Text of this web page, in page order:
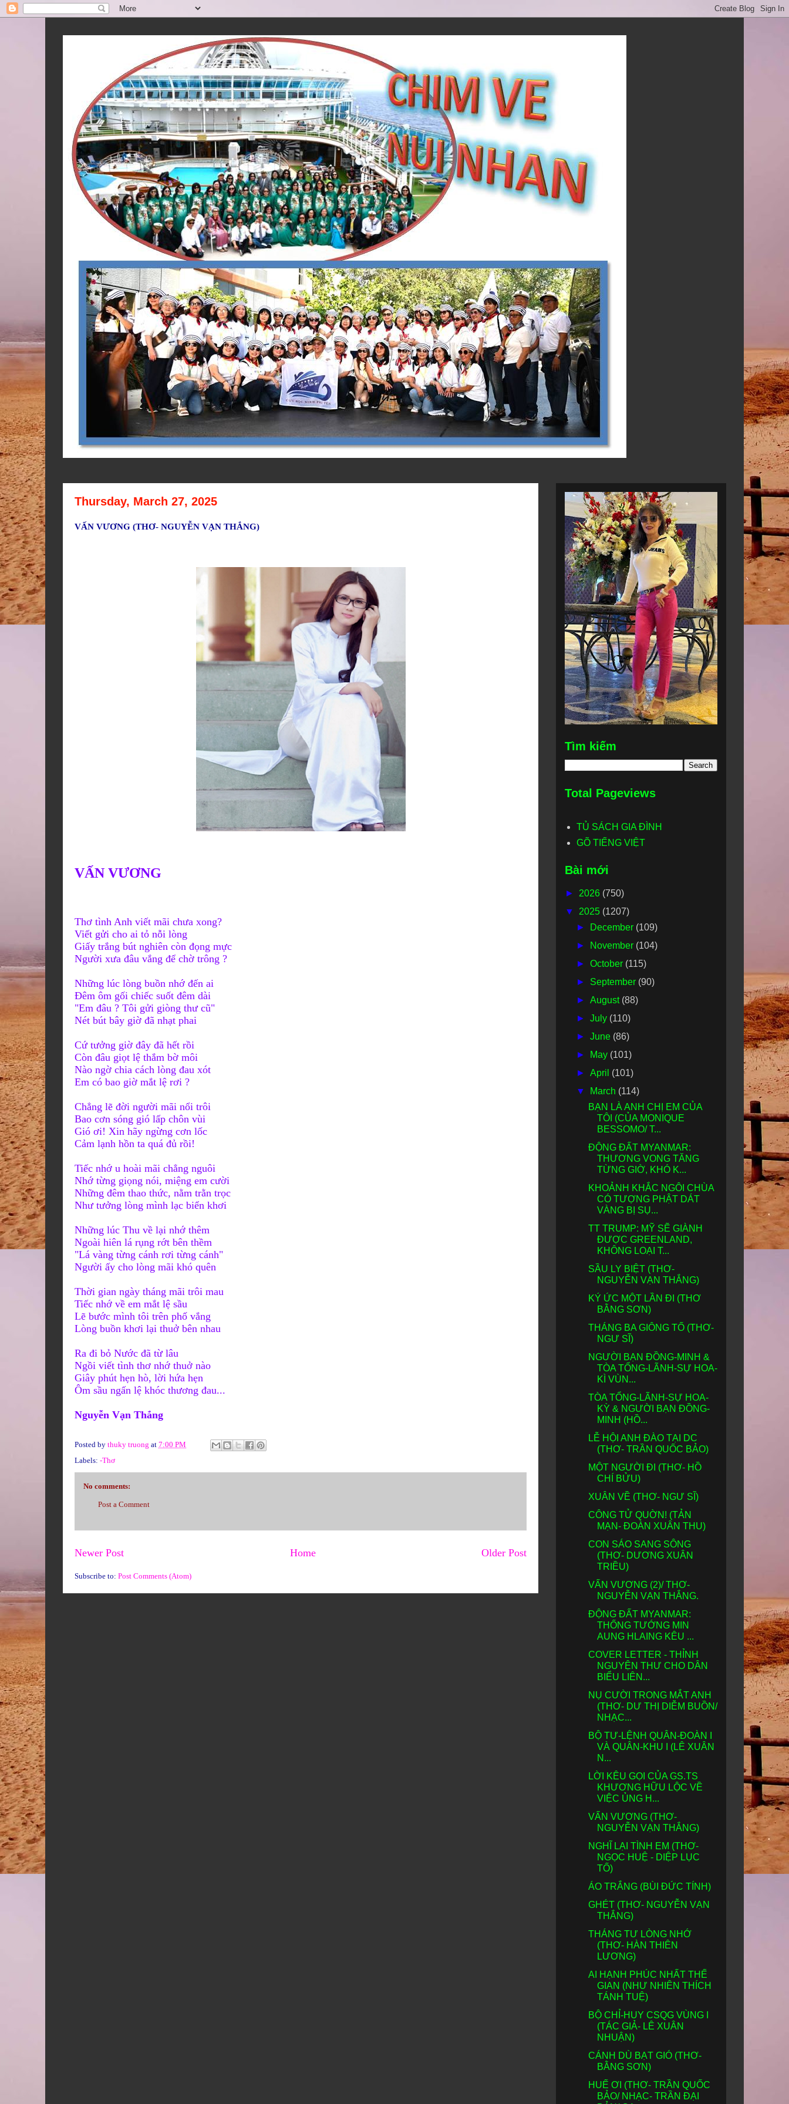
Thursday, March 27, 2025
VẤN VƯƠNG (THƠ- NGUYỄN VẠN THẮNG)
VẤN VƯƠNG
Thơ tình Anh viết mãi chưa xong?
Viết gửi cho ai tỏ nỗi lòng
Giấy trắng bút nghiên còn đọng mực
Người xưa đâu vắng để chờ trông ?
Những lúc lòng buồn nhớ đến ai
Đêm ôm gối chiếc suốt đêm dài
"Em đâu ? Tôi gửi giòng thư cũ"
Nét bút bây giờ đã nhạt phai
Cứ tưởng giờ đây đã hết rồi
Còn đâu giọt lệ thắm bờ môi
Nào ngờ chia cách lòng đau xót
Em có bao giờ mắt lệ rơi ?
Chẳng lẽ đời người mãi nổi trôi
Bao cơn sóng gió lấp chôn vùi
Gió ơi! Xin hãy ngừng cơn lốc
Cảm lạnh hồn ta quá đủ rồi!
Tiếc nhớ u hoài mãi chẳng nguôi
Nhớ từng giọng nói, miệng em cười
Những đêm thao thức, nằm trằn trọc
Như tưởng lòng mình lạc biển khơi
Những lúc Thu về lại nhớ thêm
Ngoài hiên lá rụng rớt bên thềm
"Lá vàng từng cánh rơi từng cánh"
Người ấy cho lòng mãi khó quên
Thời gian ngày tháng mãi trôi mau
Tiếc nhớ về em mắt lệ sầu
Lẽ bước mình tôi trên phố vắng
Lòng buồn khơi lại thuở bên nhau
Ra đi bỏ Nước đã từ lâu
Ngồi viết tình thơ nhớ thuở nào
Giây phút hẹn hò, lời hứa hẹn
Ôm sầu ngấn lệ khóc thương đau...
Nguyễn Vạn Thắng
Posted by thuky truong at 7:00 PM
Labels: -Thơ
No comments:
Post a Comment
Newer Post Older Post
Home
Subscribe to: Post Comments (Atom)
Tìm kiếm
Total Pageviews
TỦ SÁCH GIA ĐÌNH
GÕ TIẾNG VIỆT
Bài mới
► 2026 (750)
▼ 2025 (1207)
►
December (109)
►
November (104)
►October (115)
► September (90)
►August (88)
►July (110)
►June (86)
►
May (101)
►April (101)
▼
March (114)
BẠN LÀ ANH CHỊ EM CỦA
TÔI (CỦA MONIQUE
BESSOMO/ T...
ĐỘNG ĐẤT MYANMAR:
THƯƠNG VONG TĂNG
TỪNG GIỜ, KHÓ K...
KHOẢNH KHẮC NGÔI CHÙA
CÓ TƯỢNG PHẬT DÁT
VÀNG BỊ SỤ...
TT TRUMP: MỸ SẼ GIÀNH
ĐƯỢC GREENLAND,
KHÔNG LOẠI T...
SẦU LY BIỆT (THƠ-
NGUYỄN VẠN THẮNG)
KÝ ỨC MỘT LẦN ĐI (THƠ
BẰNG SƠN)
THÁNG BA GIÔNG TỐ (THƠ-
NGƯ SĨ)
NGƯỜI BẠN ĐỒNG-MINH &
TÒA TỔNG-LÃNH-SỰ HOA-
KÌ VÙN...
TÒA TỔNG-LÃNH-SỰ HOA-
KỲ & NGƯỜI BẠN ĐỒNG-
MINH (HỒ...
LỄ HỘI ANH ĐÀO TẠI DC
(THƠ- TRẦN QUỐC BẢO)
MỘT NGƯỜI ĐI (THƠ- HỒ
CHÍ BỬU)
XUÂN VỀ (THƠ- NGƯ SĨ)
CÔNG TỬ QUỜN! (TẢN
MẠN- ĐOÀN XUÂN THU)
CON SÁO SANG SÔNG
(THƠ- DƯƠNG XUÂN
TRIỀU)
VẤN VƯƠNG (2)/ THƠ-
NGUYỄN VẠN THẮNG.
ĐỘNG ĐẤT MYANMAR:
THỐNG TƯỚNG MIN
AUNG HLAING KÊU ...
COVER LETTER - THỈNH
NGUYỆN THƯ CHO DÂN
BIỂU LIÊN...
NỤ CƯỜI TRONG MẮT ANH
(THƠ- DƯ THỊ DIỄM BUỒN/
NHẠC...
BỘ TƯ-LỆNH QUÂN-ÐOÀN I
VÀ QUÂN-KHU I (LÊ XUÂN
N...
LỜI KÊU GỌI CỦA GS.TS
KHƯƠNG HỮU LỘC VỀ
VIỆC ỦNG H...
VẤN VƯƠNG (THƠ-
NGUYỄN VẠN THẮNG)
NGHĨ LẠI TÌNH EM (THƠ-
NGỌC HUỆ - DIỆP LỤC
TỐ)
ÁO TRẮNG (BÙI ĐỨC TÍNH)
GHÉT (THƠ- NGUYỄN VẠN
THẮNG)
THÁNG TƯ LÒNG NHỚ
(THƠ- HÀN THIÊN
LƯƠNG)
AI HẠNH PHÚC NHẤT THẾ
GIAN (NHƯ NHIÊN THÍCH
TÁNH TUỆ)
BỘ CHỈ-HUY CSQG VÙNG I
(TÁC GIẢ- LÊ XUÂN
NHUẬN)
CÁNH DÙ BẠT GIÓ (THƠ-
BẰNG SƠN)
HUẾ ƠI (THƠ- TRẦN QUỐC
BẢO/ NHẠC- TRẦN ĐẠI